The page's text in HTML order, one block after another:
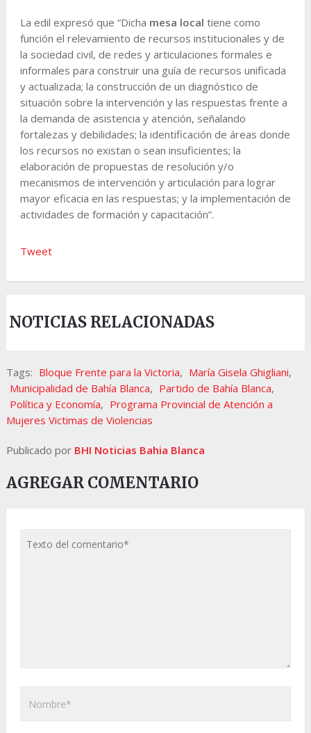
La edil expresó que “Dicha mesa local tiene como
función el relevamiento de recursos institucionales y de
la sociedad civil, de redes y articulaciones formales e
informales para construir una guía de recursos unificada
y actualizada; la construcción de un diagnóstico de
situación sobre la intervención y las respuestas frente a
la demanda de asistencia y atención, señalando
fortalezas y debilidades; la identificación de áreas donde
los recursos no existan o sean insuficientes; la
elaboración de propuestas de resolución y/o
mecanismos de intervención y articulación para lograr
mayor eficacia en las respuestas; y la implementación de
actividades de formación y capacitación”.
Tweet
NOTICIAS RELACIONADAS
Tags: Bloque Frente para la Victoria, María Gisela Ghigliani,
Municipalidad de Bahía Blanca, Partido de Bahía Blanca,
Política y Economía, Programa Provincial de Atención a
Mujeres Victimas de Violencias
Publicado por BHI Noticias Bahia Blanca
AGREGAR COMENTARIO